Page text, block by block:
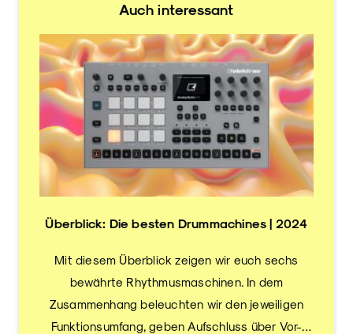
Auch interessant
Überblick: Die besten Drummachines | 2024
Mit diesem Überblick zeigen wir euch sechs
bewährte Rhythmusmaschinen. In dem
Zusammenhang beleuchten wir den jeweiligen
Funktionsumfang, geben Aufschluss über Vor-